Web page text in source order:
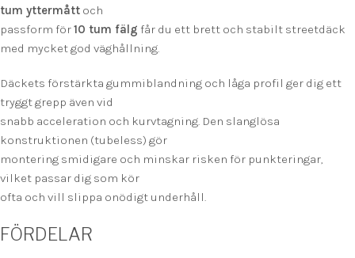
tum yttermått och
passform för10 tum fälg får du ett brett och stabilt streetdäck
med mycket god väghållning.
Däckets förstärkta gummiblandning och låga profil ger dig ett
tryggt grepp även vid
snabb acceleration och kurvtagning. Den slanglösa
konstruktionen (tubeless) gör
montering smidigare och minskar risken för punkteringar,
vilket passar dig som kör
ofta och vill slippa onödigt underhåll.
FÖRDELAR